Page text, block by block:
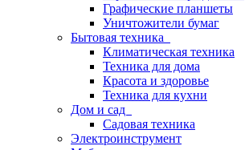
Графические планшеты
Уничтожители бумаг
Бытовая техника
Климатическая техника
Техника для дома
Красота и здоровье
Техника для кухни
Дом и сад
Садовая техника
Электроинструмент